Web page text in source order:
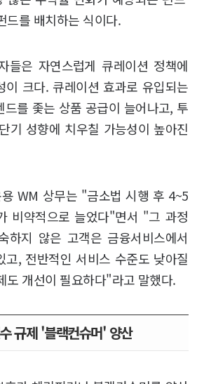
드를 배치하는 식이다.
들은 자연스럽게 큐레이션 정책에
이 크다. 큐레이션 효과로 유입되는
드를 좇는 상품 공급이 늘어나고, 투
기 성향에 치우칠 가능성이 높아진
WM 상무는 "금소법 시행 후 4~5
비약적으로 늘었다"면서 "그 과정
하지 않은 고객은 금융서비스에서
고, 전반적인 서비스 수준도 낮아질
도 개선이 필요하다"라고 말했다.
규제 '블랙컨슈머' 양산